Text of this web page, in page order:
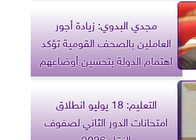
مجدي البدوي: زيادة أجور
العاملين بالصحف القومية تؤكد
اهتمام الدولة بتحسين أوضاعهم
التعليم: 18 يوليو انطلاق
امتحانات الدور الثاني لصفوف